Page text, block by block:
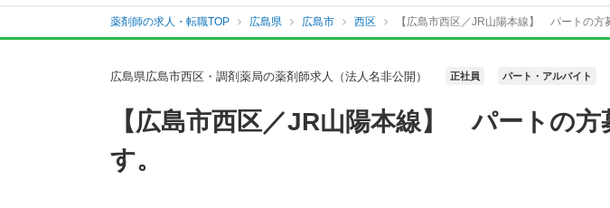
薬剤師の求人・転職TOP 広島県 広島市 西区 【広島市西区／JR山陽本線】 パートの方
広島県広島市西区・調剤薬局の薬剤師求人（法人名非公開） 正社員 パート・アルバイト
【広島市西区／JR山陽本線】 パートの
す。